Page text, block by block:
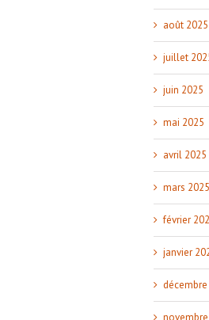
août 2025
juillet
juin 2025
mai 2025
avril 2025
mars 2025
février
janvier